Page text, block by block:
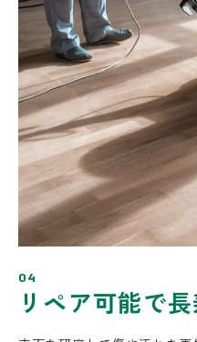
04
リペア可能で